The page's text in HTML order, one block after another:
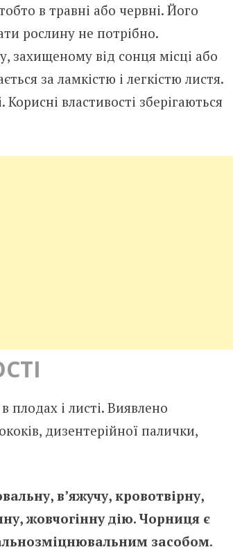
в травні або червні. Його
рослину не потрібно.
захищеному від сонця місці або
за ламкістю і легкістю листя.
властивості зберігаються
плодах і листі. Виявлено
дизентерійної палички,
в’яжучу, кровотвірну,
жовчогінну дію. Чорниця є
засобом.